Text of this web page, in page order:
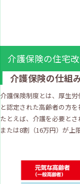
介護保険の住宅
介護保険の仕組
介護保険制度とは、厚生
と認定された高齢者の方
たとえば、介護を必要と
または8割（16万円）が上